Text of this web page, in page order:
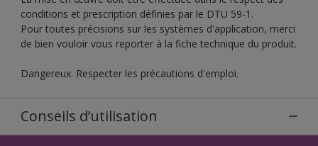
conditions et prescription définies par le DTU 59-1.
Pour toutes précisions sur les systèmes d'application, merci
de bien vouloir vous reporter à la fiche technique du produit.
Dangereux. Respecter les précautions d'emploi.
Conseils d’utilisation